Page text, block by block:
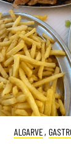
ALGARVE,